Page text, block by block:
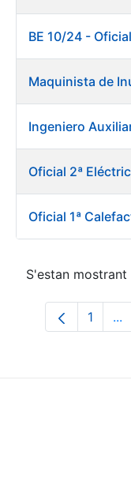
BE 10/24 -
Ingeniero
Oficial 2ª
Oficial 1ª
S'estan
Pàgina
1 ...